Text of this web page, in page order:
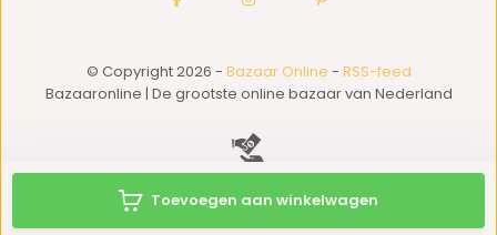
Toevoegen aan winkelwagen
© Copyright 2026 - Bazaar Online - RSS-feed
Bazaaronline | De grootste online bazaar van Nederland